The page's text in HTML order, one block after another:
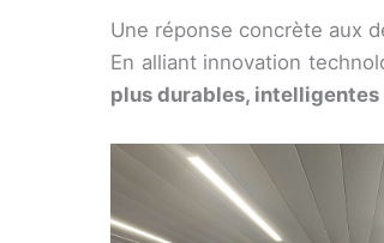
Une réponse concrète aux
En alliant innovation
plus durables,